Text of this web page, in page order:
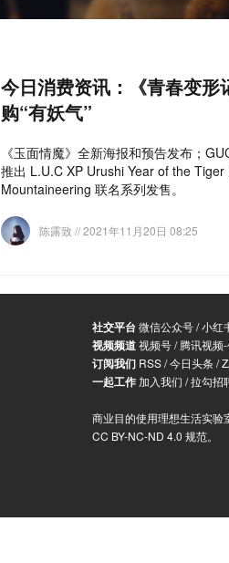
今日消费资讯：《青春变
购“有妖气”
《玉面情魔》全新海报和预告发布；
推出 L.U.C XP Urushi Year of the
Mountaineering 联名系列发售。
陈露致// 2021年11月20日 08:25
社交平台微信公众号/小红
视频频道视频号/腾讯视频
订阅我们 RSS/今日头条 /
一起工作加入我们 /拉勾招
商业目的使用理想生活实验
CC BY-NC-ND 4.0 规范。